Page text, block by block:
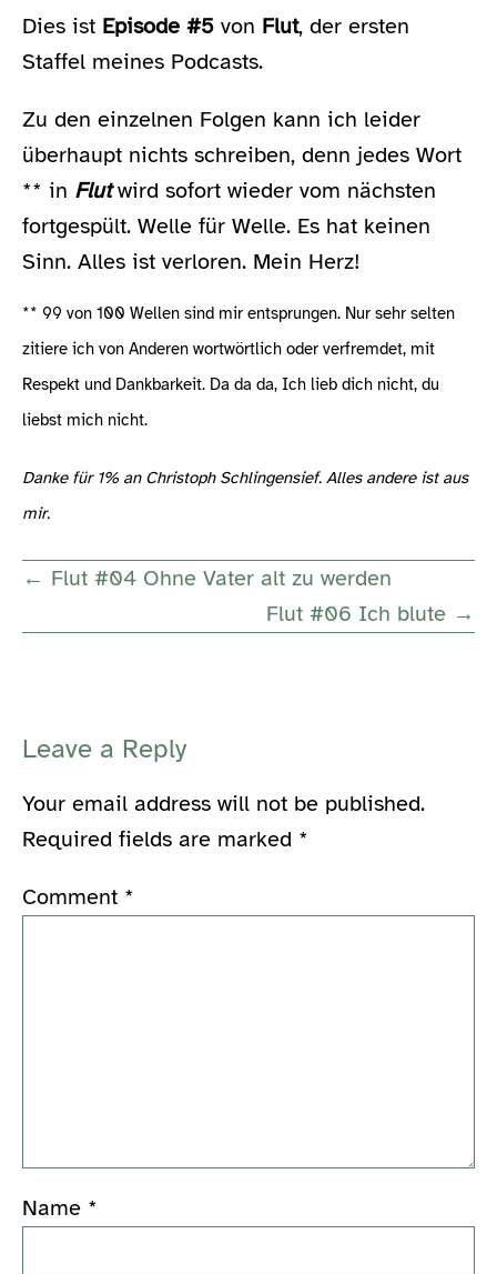
Dies ist Episode #5 von Flut, der ersten
Staffel meines Podcasts.
Zu den einzelnen Folgen kann ich leider
überhaupt nichts schreiben, denn jedes Wort
** in Flutwird sofort wieder vom nächsten
fortgespült. Welle für Welle. Es hat keinen
Sinn. Alles ist verloren. Mein Herz!
** 99 von 100 Wellen sind mir entsprungen. Nur sehr selten
zitiere ich von Anderen wortwörtlich oder verfremdet, mit
Respekt und Dankbarkeit. Da da da, Ich lieb dich nicht, du
liebst mich nicht.
Danke für 1% an Christoph Schlingensief. Alles andere ist aus
mir.
Post
← Flut #04 Ohne Vater alt zu werden
Flut #06 Ich blute →
Leave a Reply
Your email address will not be published.
Required fields are marked *
Comment *
Name *